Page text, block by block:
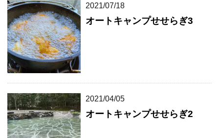
2021/07/18
オートキャンプせせらぎ3
2021/04/05
オートキャンプせせらぎ2